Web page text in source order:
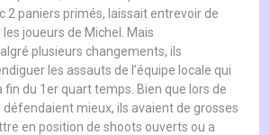
2 paniers primés, laissait entrevoir de
joueurs de Michel. Mais
plusieurs changements, ils
les assauts de l’équipe locale qui
fin du 1er quart temps. Bien que lors de
défendaient mieux, ils avaient de grosses
en position de shoots ouverts ou a